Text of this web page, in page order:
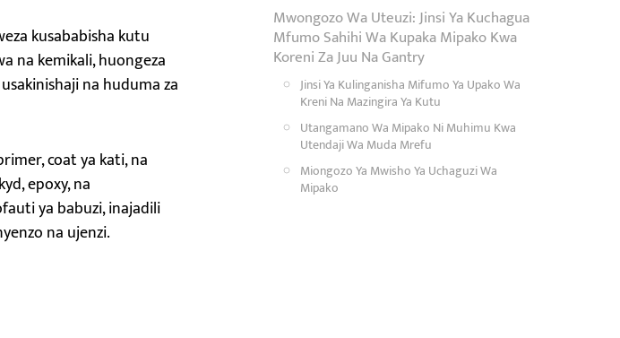
Mwongozo Wa Uteuzi: Jinsi Ya Kuchagua
Mfumo Sahihi Wa Kupaka Mipako Kwa
Koreni Za Juu Na Gantry
Jinsi Ya Kulinganisha Mifumo Ya Upako Wa
Kreni Na Mazingira Ya Kutu
Utangamano Wa Mipako Ni Muhimu Kwa
Utendaji Wa Muda Mrefu
Miongozo Ya Mwisho Ya Uchaguzi Wa
Mipako
kusababisha kutu
na kemikali, huongeza
na huduma za
coat ya kati, na
epoxy, na
ya babuzi, inajadili
na ujenzi.